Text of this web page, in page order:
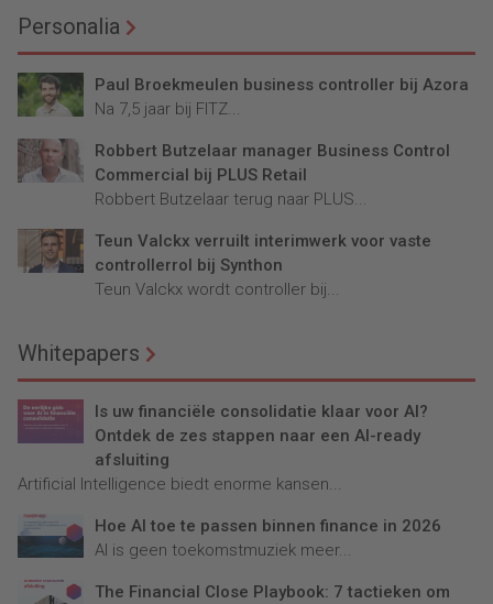
Personalia
Paul Broekmeulen business controller bij Azora
Na 7,5 jaar bij FITZ...
Robbert Butzelaar manager Business Control
Commercial bij PLUS Retail
Robbert Butzelaar terug naar PLUS...
Teun Valckx verruilt interimwerk voor vaste
controllerrol bij Synthon
Teun Valckx wordt controller bij...
Whitepapers
Is uw financiële consolidatie klaar voor AI?
Ontdek de zes stappen naar een AI-ready
afsluiting
Artificial Intelligence biedt enorme kansen...
Hoe AI toe te passen binnen finance in 2026
AI is geen toekomstmuziek meer...
The Financial Close Playbook: 7 tactieken om